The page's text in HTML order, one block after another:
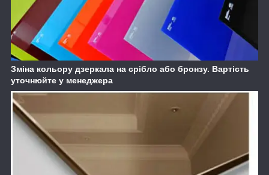
Зміна кольору дзеркала на срібло або бронзу. Вартість
уточнюйте у менеджера